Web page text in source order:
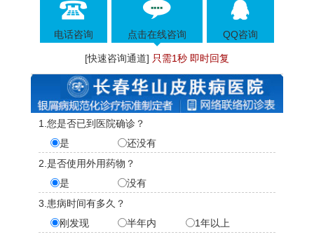
电话咨询 点击在线咨询 QQ咨询
[快速咨询通道] 只需1秒 即时回复
1.您是否已到医院确诊？
是
还没有
2.是否使用外用药物？
是
没有
3.患病时间有多久？
刚发现
半年内
1年以上